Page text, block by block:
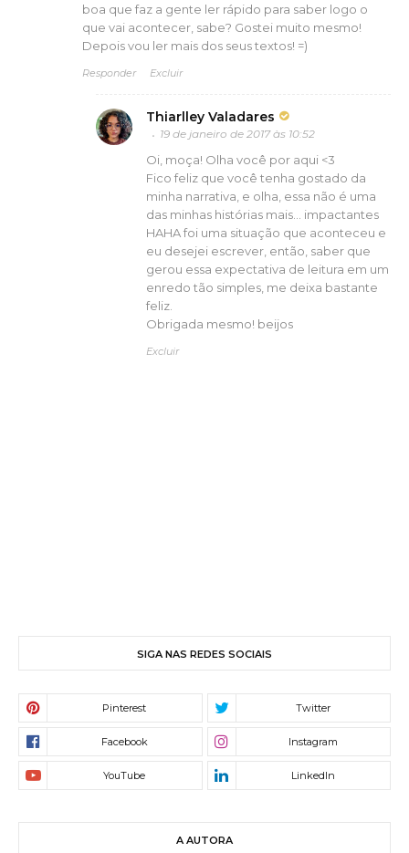
boa que faz a gente ler rápido para saber logo o
que vai acontecer, sabe? Gostei muito mesmo!
Depois vou ler mais dos seus textos! =)
Responder Excluir
Thiarlley Valadares
19 de janeiro de 2017 às 10:52
Oi, moça! Olha você por aqui <3
Fico feliz que você tenha gostado da
minha narrativa, e olha, essa não é uma
das minhas histórias mais... impactantes
HAHA foi uma situação que aconteceu e
eu desejei escrever, então, saber que
gerou essa expectativa de leitura em um
enredo tão simples, me deixa bastante
feliz.
Obrigada mesmo! beijos
Excluir
SIGA NAS REDES SOCIAIS
A AUTORA